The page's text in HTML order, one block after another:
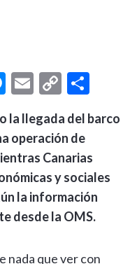
M
se
n
g
er
E
ai
l
C
p
y
Li
n
k
m
p
ar
ti
r
la llegada del barco
operación de
Canarias
y sociales
la información
desde la OMS.
nada que ver con